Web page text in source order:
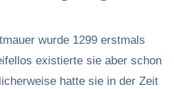
wurde 1299 erstmals
existierte sie aber schon
hatte sie in der Zeit